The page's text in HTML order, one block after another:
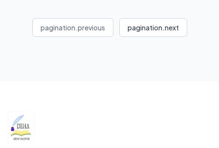
pagination.previous pagination.next